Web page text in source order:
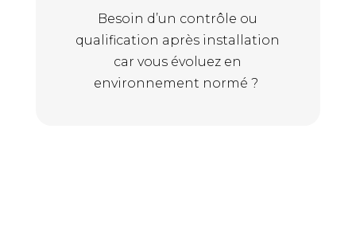
Besoin d’un contrôle ou
qualification après installation
car vous évoluez en
environnement normé ?